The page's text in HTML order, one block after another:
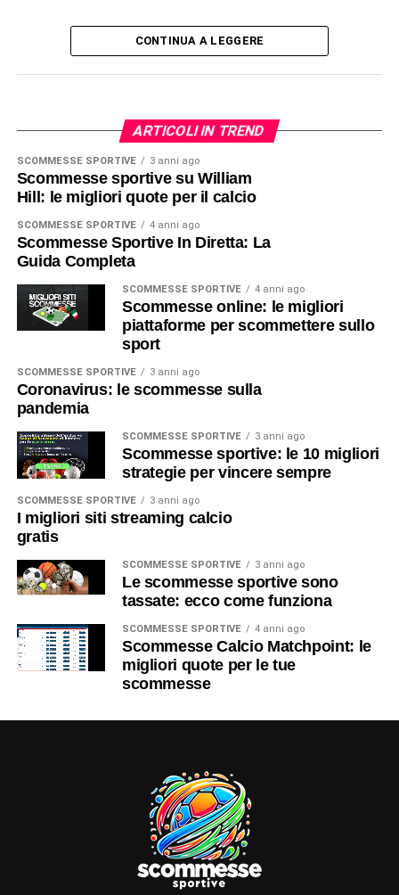
CONTINUA A LEGGERE
ARTICOLI IN TREND
SCOMMESSE SPORTIVE 3 anni ago
Scommesse sportive su William
Hill: le migliori quote per il calcio
SCOMMESSE SPORTIVE 4 anni ago
Scommesse Sportive In Diretta: La
Guida Completa
SCOMMESSE SPORTIVE 4 anni ago
Scommesse online: le migliori
piattaforme per scommettere sullo
sport
SCOMMESSE SPORTIVE 3 anni ago
Coronavirus: le scommesse sulla
pandemia
SCOMMESSE SPORTIVE 3 anni ago
Scommesse sportive: le 10 migliori
strategie per vincere sempre
SCOMMESSE SPORTIVE 3 anni ago
I migliori siti streaming calcio
gratis
SCOMMESSE SPORTIVE 3 anni ago
Le scommesse sportive sono
tassate: ecco come funziona
SCOMMESSE SPORTIVE 4 anni ago
Scommesse Calcio Matchpoint: le
migliori quote per le tue
scommesse